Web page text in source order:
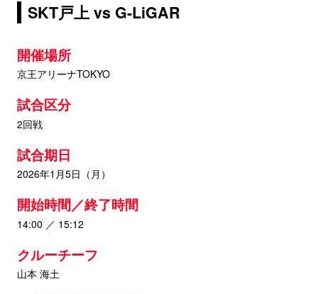
SKT戸上 vs G-LiGAR
開催場所
京王アリーナTOKYO
試合区分
2回戦
試合期日
2026年1月5日（月）
開始時間／終了時間
14:00 ／ 15:12
クルーチーフ
山本 海土